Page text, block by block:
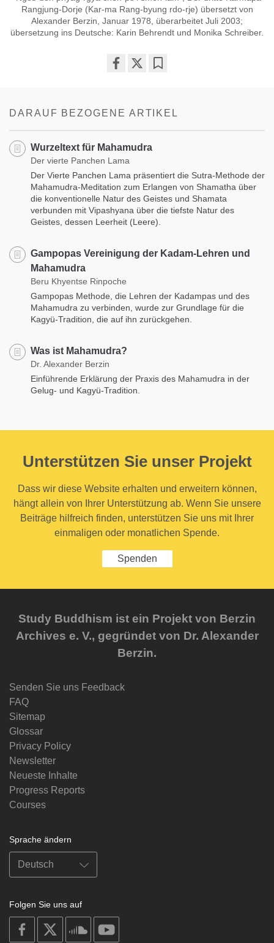
Rangjung-Dorje (Kar-ma Rang-byung rdo-rje) übersetzt von
Alexander Berzin, Januar 1978, überarbeitet Juli 2003;
übersetzung ins Deutsche: Karin Behrendt und Monika Schreiber.
DARAUF BEZOGENE ARTIKEL
Wurzeltext für Mahamudra
Der vierte Panchen Lama
Der Vierte Panchen Lama präsentiert die Sutra-Methode der
Mahamudra-Meditation zum Erlangen von Shamatha über
die konventionelle Natur des Geistes und Shamata
verbunden mit Vipashyana über die tiefste Natur des
Geistes, dessen Leerheit (Leere).
Gampopas Vereinigung der Kadam-Lehren und
Mahamudra
Beru Khyentse Rinpoche
Gampopas Methode, die Lehren der Kadampas und des
Mahamudra zu verbinden, wurde zur Grundlage für die
Kagyü-Tradition, die auf ihn zurückgehen.
Was ist Mahamudra?
Dr. Alexander Berzin
Einführende Erklärung der Praxis des Mahamudra in der
Gelug- und Kagyü-Tradition.
Unterstützen Sie unser Projekt
Dass wir diese Website erhalten und erweitern können,
hängt allein von Ihrer Unterstützung ab. Wenn Sie unsere
Beiträge hilfreich finden, unterstützen Sie uns mit Ihrer
einmaligen oder monatlichen Spende.
Spenden
Study Buddhism ist ein Projekt von Berzin
Archives e. V., gegründet von Dr. Alexander
Berzin.
Senden Sie uns Feedback
FAQ
Sitemap
Glossar
Privacy Policy
Newsletter
Neueste Inhalte
Progress Reports
Courses
Sprache ändern
Folgen Sie uns auf
on
facebook
soundcloud